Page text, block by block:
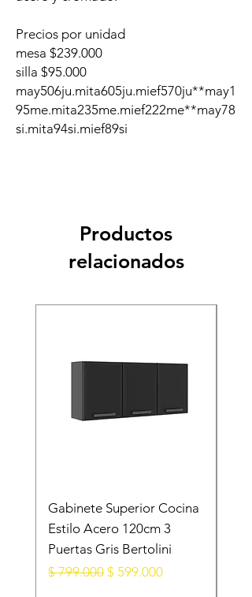
Precios por unidad
mesa $239.000
silla $95.000
may506ju.mita605ju.mief570ju**may1
95me.mita235me.mief222me**may78
si.mita94si.mief89si
Productos
relacionados
Gabinete Superior Cocina
Estilo Acero 120cm 3
Puertas Gris Bertolini
Precio
$ 799.000 Precio de oferta
$ 599.000